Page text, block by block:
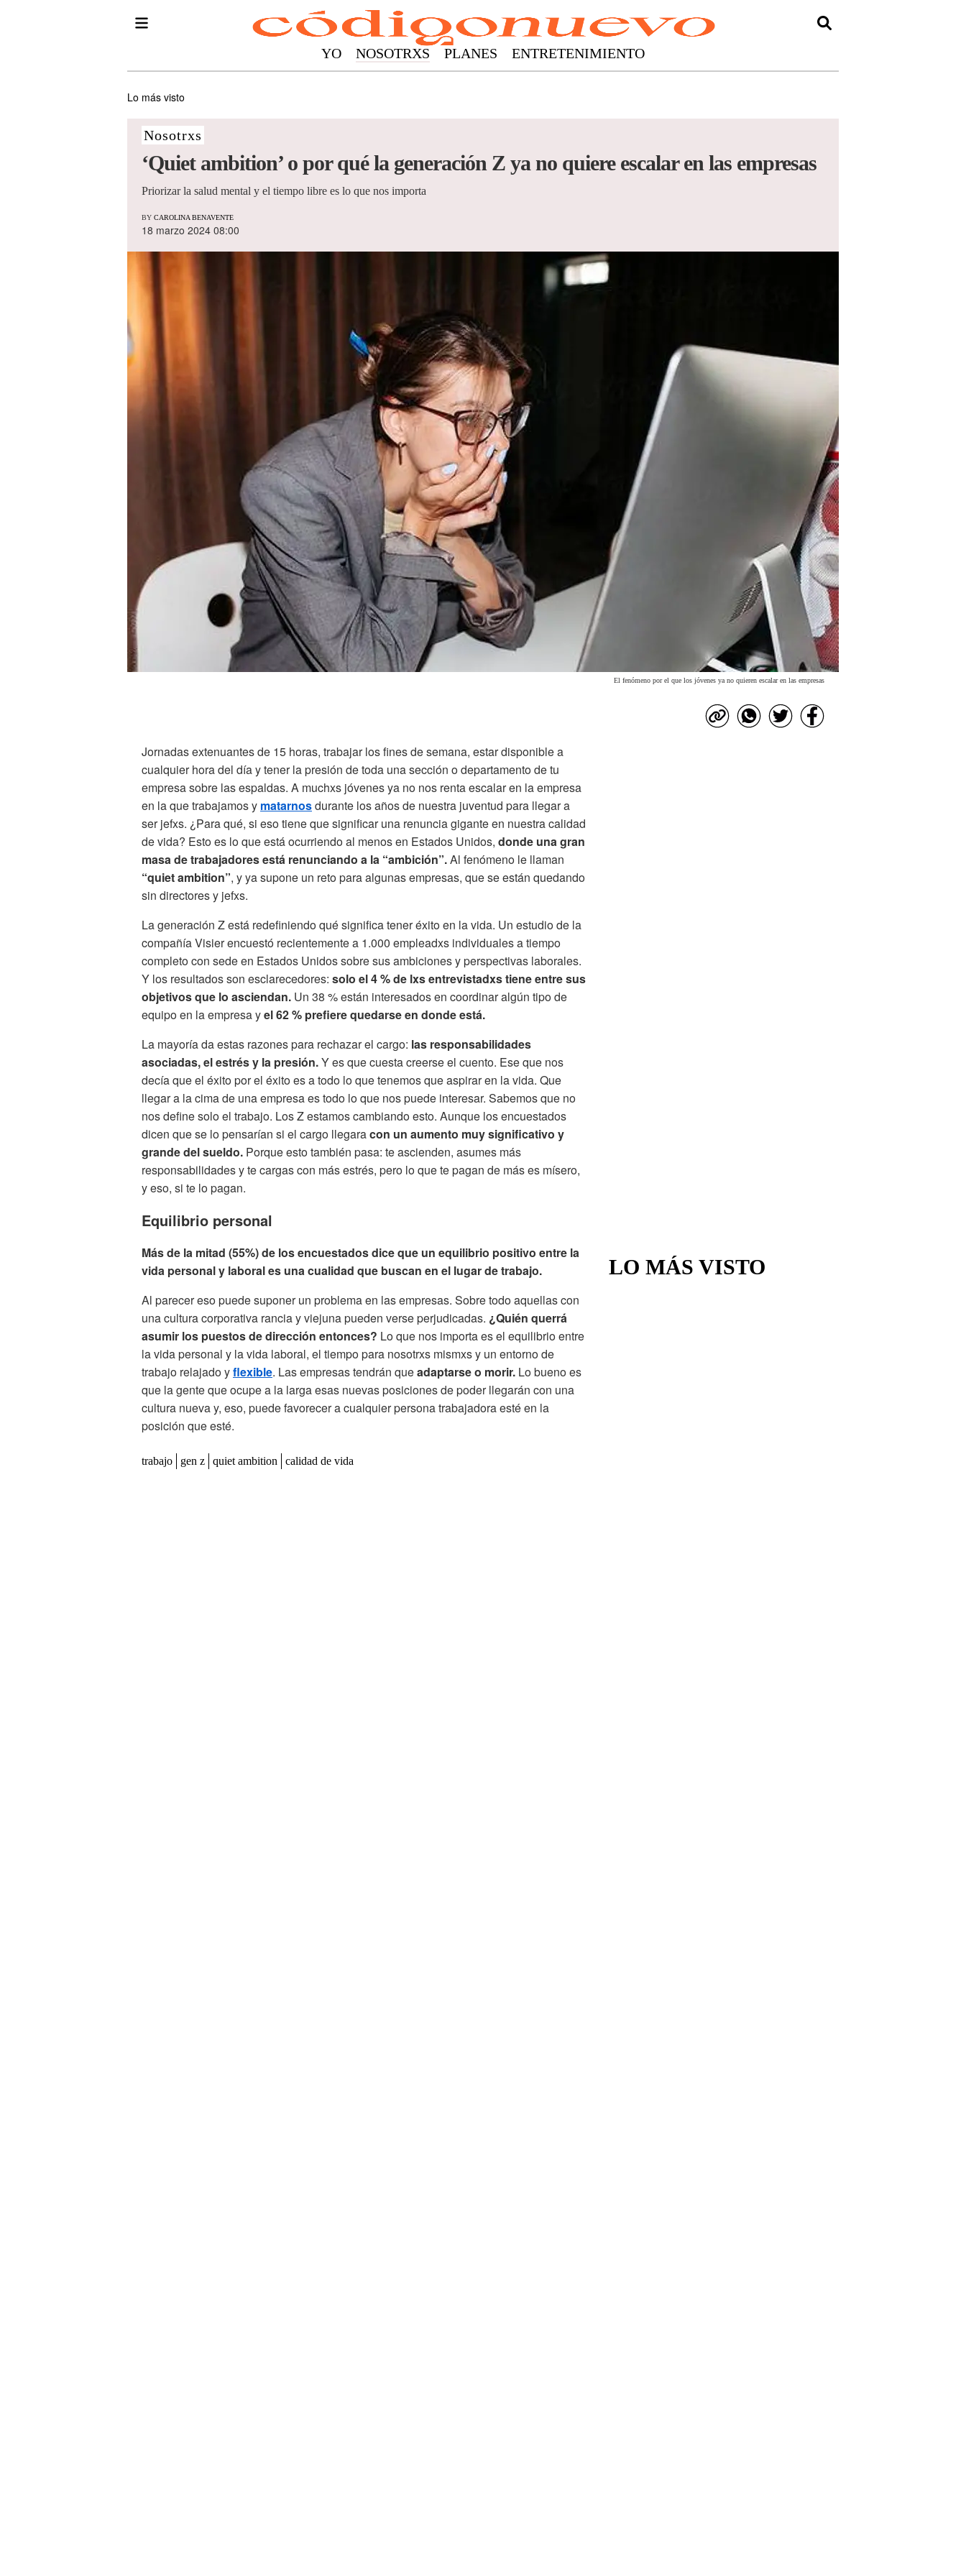
YO NOSOTRXS PLANES ENTRETENIMIENTO
Lo más visto
Nosotrxs
‘Quiet ambition’ o por qué la generación Z ya no quiere escalar en las empresas
Priorizar la salud mental y el tiempo libre es lo que nos importa
BY CAROLINA BENAVENTE
18 marzo 2024 08:00
El fenómeno por el que los jóvenes ya no quieren escalar en las empresas
Jornadas extenuantes de 15 horas, trabajar los fines de semana, estar disponible a
cualquier hora del día y tener la presión de toda una sección o departamento de tu
empresa sobre las espaldas. A muchxs jóvenes ya no nos renta escalar en la empresa
en la que trabajamos y matarnosdurante los años de nuestra juventud para llegar a
ser jefxs. ¿Para qué, si eso tiene que significar una renuncia gigante en nuestra calidad
de vida? Esto es lo que está ocurriendo al menos en Estados Unidos, donde una gran
masa de trabajadores está renunciando a la “ambición”.Al fenómeno le llaman
“quiet ambition”, y ya supone un reto para algunas empresas, que se están quedando
sin directores y jefxs.
La generación Z está redefiniendo qué significa tener éxito en la vida. Un estudio de la
compañía Visier encuestó recientemente a 1.000 empleadxs individuales a tiempo
completo con sede en Estados Unidos sobre sus ambiciones y perspectivas laborales.
Y los resultados son esclarecedores: solo el 4 % de lxs entrevistadxs tiene entre sus
objetivos que lo asciendan. Un 38 % están interesados en coordinar algún tipo de
equipo en la empresa yel 62 % prefiere quedarse en donde está.
La mayoría da estas razones para rechazar el cargo: las responsabilidades
asociadas, el estrés y la presión.Y es que cuesta creerse el cuento. Ese que nos
decía que el éxito por el éxito es a todo lo que tenemos que aspirar en la vida. Que
llegar a la cima de una empresa es todo lo que nos puede interesar. Sabemos que no
nos define solo el trabajo. Los Z estamos cambiando esto. Aunque los encuestados
dicen que se lo pensarían si el cargo llegaracon un aumento muy significativo y
grande del sueldo. Porque esto también pasa: te ascienden, asumes más
responsabilidades y te cargas con más estrés, pero lo que te pagan de más es mísero,
y eso, si te lo pagan.
Equilibrio personal
Más de la mitad (55%) de los encuestados dice que un equilibrio positivo entre la
vida personal y laboral es una cualidad que buscan en el lugar de trabajo.
Al parecer eso puede suponer un problema en las empresas. Sobre todo aquellas con
una cultura corporativa rancia y viejuna pueden verse perjudicadas. ¿Quién querrá
asumir los puestos de dirección entonces? Lo que nos importa es el equilibrio entre
la vida personal y la vida laboral, el tiempo para nosotrxs mismxs y un entorno de
trabajo relajado yflexible. Las empresas tendrán queadaptarse o morir. Lo bueno es
que la gente que ocupe a la larga esas nuevas posiciones de poder llegarán con una
cultura nueva y, eso, puede favorecer a cualquier persona trabajadora esté en la
posición que esté.
trabajo gen z quiet ambition calidad de vida
LO MÁS VISTO